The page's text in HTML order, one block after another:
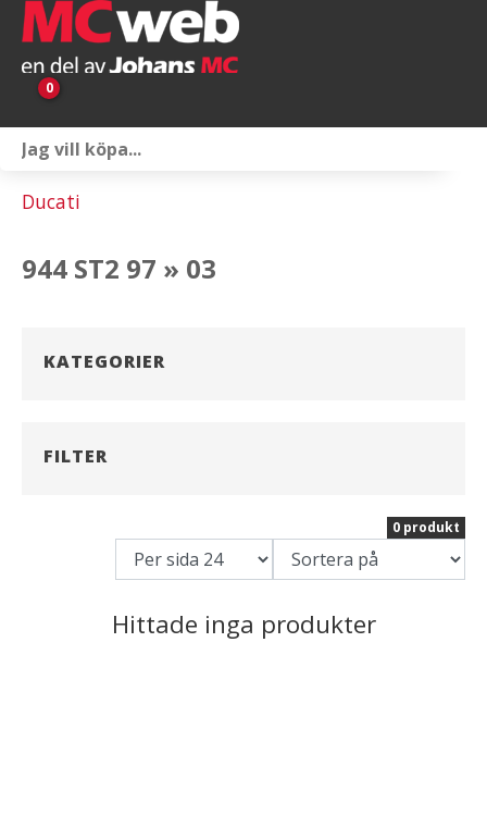
0
Ducati
944 ST2 97 » 03
KATEGORIER
FILTER
0 produkt
Hittade inga produkter